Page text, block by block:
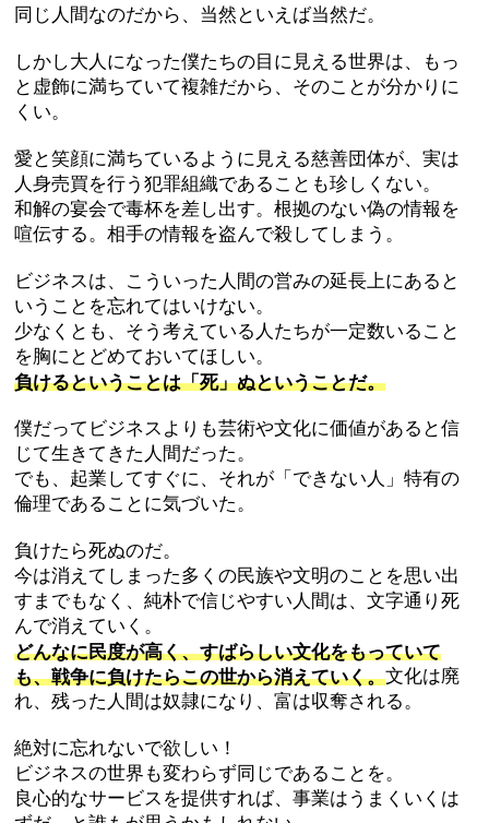
同じ人間なのだから、当然といえば当然だ。
しかし大人になった僕たちの目に見える世界は、もっ
と虚飾に満ちていて複雑だから、そのことが分かりに
くい。
愛と笑顔に満ちているように見える慈善団体が、実は
人身売買を行う犯罪組織であることも珍しくない。
和解の宴会で毒杯を差し出す。根拠のない偽の情報を
喧伝する。相手の情報を盗んで殺してしまう。
ビジネスは、こういった人間の営みの延長上にあると
いうことを忘れてはいけない。
少なくとも、そう考えている人たちが一定数いること
を胸にとどめておいてほしい。
負けるということは「死」ぬということだ。
僕だってビジネスよりも芸術や文化に価値があると信
じて生きてきた人間だった。
でも、起業してすぐに、それが「できない人」特有の
倫理であることに気づいた。
負けたら死ぬのだ。
今は消えてしまった多くの民族や文明のことを思い出
すまでもなく、純朴で信じやすい人間は、文字通り死
んで消えていく。
どんなに民度が高く、すばらしい文化をもっていて
も、戦争に負けたらこの世から消えていく。文化は廃
れ、残った人間は奴隷になり、富は収奪される。
絶対に忘れないで欲しい！
ビジネスの世界も変わらず同じであることを。
良心的なサービスを提供すれば、事業はうまくいくは